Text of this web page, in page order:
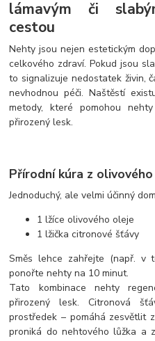
lámavým či
cestou
Nehty jsou nejen estetickým
celkového zdraví. Pokud jsou
to signalizuje nedostatek živin,
nevhodnou péči. Naštěstí
metody, které pomohou
přirozený lesk.
Přírodní kúra z
Jednoduchý, ale velmi účinný
1 lžíce olivového oleje
1 lžička citronové šťávy
Směs lehce zahřejte (např. v
ponořte nehty na 10 minut.
Tato kombinace nehty
přirozený lesk. Citronová
prostředek – pomáhá zesvětlit
proniká do nehtového lůžka a